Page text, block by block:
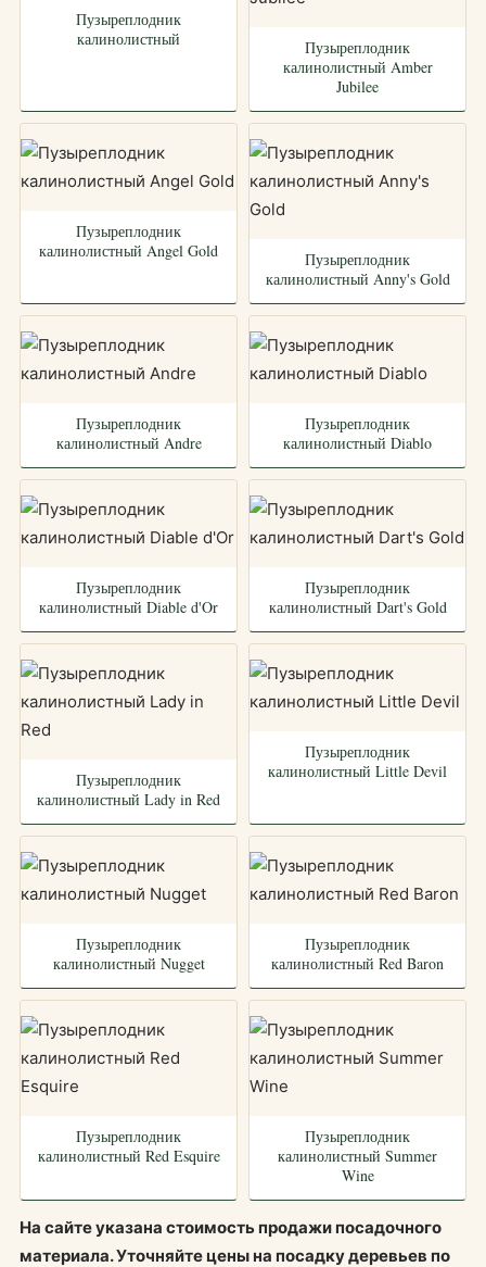
Пузыреплодник
калинолистный
Пузыреплодник
калинолистный Amber
Jubilee
Пузыреплодник
калинолистный Angel Gold
Пузыреплодник
калинолистный Anny's Gold
Пузыреплодник
калинолистный Andre
Пузыреплодник
калинолистный Diablo
Пузыреплодник
калинолистный Diable d'Or
Пузыреплодник
калинолистный Dart's Gold
Пузыреплодник
калинолистный Lady in Red
Пузыреплодник
калинолистный Little Devil
Пузыреплодник
калинолистный Nugget
Пузыреплодник
калинолистный Red Baron
Пузыреплодник
калинолистный Red Esquire
Пузыреплодник
калинолистный Summer
Wine
На сайте указана стоимость продажи посадочного
материала. Уточняйте цены на посадку деревьев по